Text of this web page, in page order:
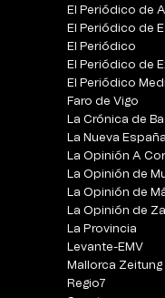
El Periódico de
El Periódico de
El Periódico
El Periódico de
El Periódico
Faro de Vigo
La Crónica de
La Nueva España
La Opinión A
La Opinión de
La Opinión de
La Opinión de
La Provincia
Levante-EMV
Mallorca Zeitung
Regio7